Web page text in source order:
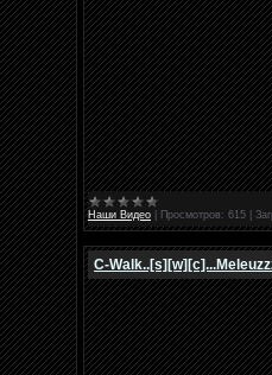
Наши Видео Просмотров: 615
C-